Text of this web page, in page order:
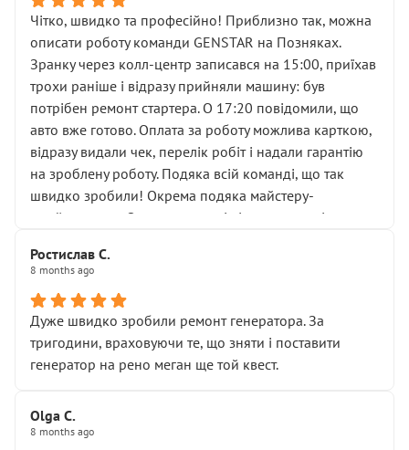
ущільнювачів.
Що прикро — це не перший мій візит. Раніше міняв у
вас стартер, і тоді сервіс наче справив хороше
враження. Але згодом знайшов декілька гайок під
лобовим склом. Мені пояснили, що це “старі гайки, які
відкручували”, і попросили не хвилюватися. ( надіюсь
новий власник, не застяг в полі))
Але після нинішнього візиту такі дрібниці вже не
здаються дрібницями.
Я — клієнт, який працює на довірі, і саме її цей сервіс
Хотілося б більше:
• належної уваги до авто
• прозорості в роботах і рахунках
• реальної діагностики, а не формального
“подивились і поїхав”
На жаль, складається враження, що сервіс працює не
Стосовно комунікації - все добре
Чітко, швидко та професійно! Приблизно так, можна
описати роботу команди GENSTAR на Позняках.
Зранку через колл-центр записався на 15:00, приїхав
трохи раніше і відразу прийняли машину: був
потрібен ремонт стартера. О 17:20 повідомили, що
авто вже готово. Оплата за роботу можлива карткою,
відразу видали чек, перелік робіт і надали гарантію
на зроблену роботу. Подяка всій команді, що так
швидко зробили! Окрема подяка майстеру-
приймальнику Олександру: всі чітко та по суті.
звертатися до цього автосервісу.
Ростислав С.
8 months ago
Дуже швидко зробили ремонт генератора. За
тригодини, враховуючи те, що зняти і поставити
генератор на рено меган ще той квест.
Olga С.
8 months ago